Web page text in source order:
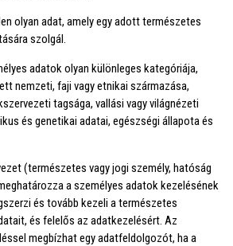
olyan adat, amely egy adott természetes
szolgál.
adatok olyan különleges kategóriája,
nemzeti, faji vagy etnikai származása,
tagsága, vallási vagy világnézeti
és genetikai adatai, egészségi állapota és
(természetes vagy jogi személy, hatóság
a személyes adatok kezelésének
és tovább kezeli a természetes
és felelős az adatkezelésért. Az
megbízhat egy adatfeldolgozót, ha a